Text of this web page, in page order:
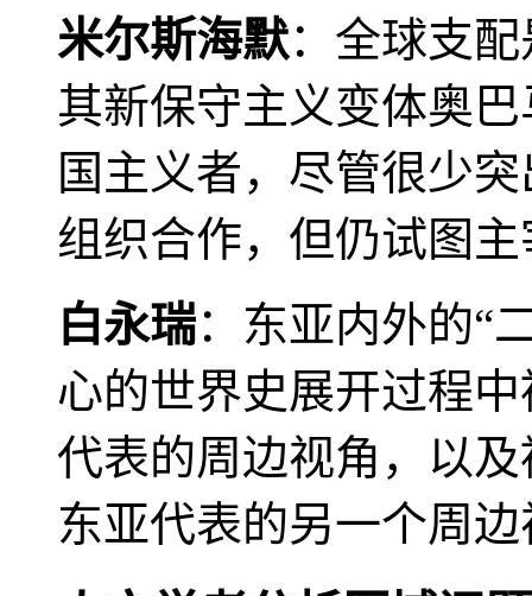
米尔斯海默：全球支
其新保守主义变体奥
国主义者，尽管很少
组织合作，但仍试图
白永瑞：东亚内外的“
心的世界史展开过程
代表的周边视角，以
东亚代表的另一个周